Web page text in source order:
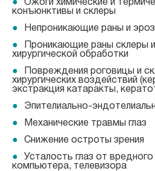
Ожоги химические и
конъюнктивы и склеры
Непроникающие раны и
Проникающие раны склеры
хирургической обработки
Повреждения роговицы и
хирургических воздействий
экстракция катаракты,
Эпителиально-
Механические травмы глаз
Снижение остроты зрения
Усталость глаз от
компьютера, телевизора